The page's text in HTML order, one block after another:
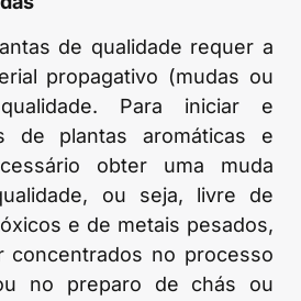
de qualidade requer a
propagativo (mudas ou
Para iniciar e
de plantas aromáticas e
obter uma muda
ou seja, livre de
e de metais pesados,
concentrados no processo
no preparo de chás ou